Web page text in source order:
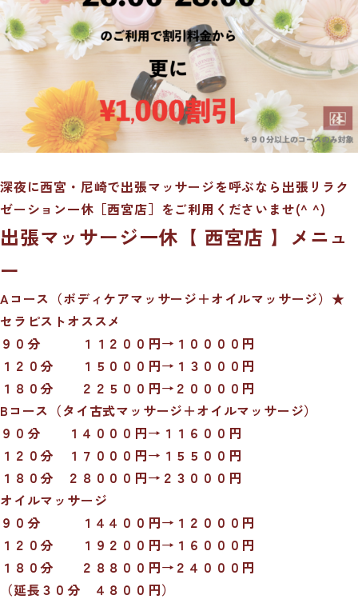
深夜に西宮・尼崎で出張マッサージを呼ぶなら出張リラク
ゼーション一休［西宮店］をご利用くださいませ(^ ^)
出張マッサージ一休【 西宮店 】メニュ
ー
Aコース（ボディケアマッサージ＋オイルマッサージ）★
セラピストオススメ
９０分 １１２００円→１００００円
１２０分 １５０００円→１３０００円
１８０分 ２２５００円→２００００円
Bコース（タイ古式マッサージ＋オイルマッサージ）
９０分 １４０００円→１１６００円
１２０分 １７０００円→１５５００円
１８０分 ２８０００円→２３０００円
オイルマッサージ
９０分 １４４００円→１２０００円
１２０分 １９２００円→１６０００円
１８０分 ２８８００円→２４０００円
（延長３０分 ４８００円）